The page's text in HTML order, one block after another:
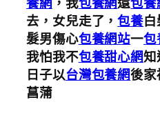
養網 ，我包養網還包養
去，女兒走了，包養
髮男傷心包養網站一包
我怕我不包養甜心網知
日子以台灣包養網後家
菖蒲